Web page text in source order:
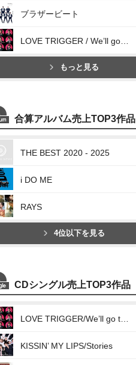
ブラザービート
もっと見る
合算アルバム売上TOP3作品
THE BEST 2020 - 2025
i DO ME
RAYS
4位以下を見る
CDシングル売上TOP3作品
KISSIN’ MY LIPS/Stories